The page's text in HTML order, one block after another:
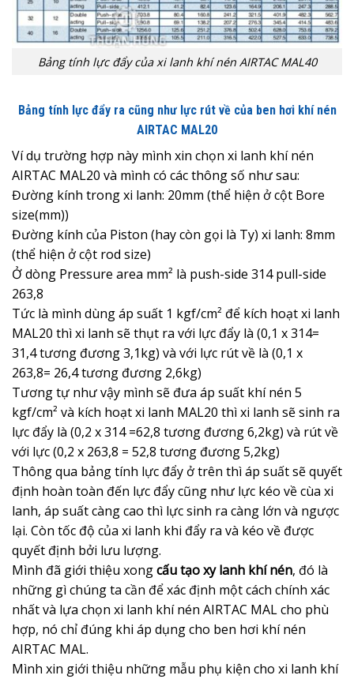
Bảng tính lực đẩy của xi lanh khí nén AIRTAC MAL40
Bảng tính lực đẩy ra cũng như lực rút về của ben hơi khí nén
AIRTAC MAL20
Ví dụ trường hợp này mình xin chọn xi lanh khí nén
AIRTAC MAL20 và mình có các thông số như sau:
Đường kính trong xi lanh: 20mm (thể hiện ở cột Bore
size(mm))
Đường kính của Piston (hay còn gọi là Ty) xi lanh: 8mm
(thể hiện ở cột rod size)
Ở dòng Pressure area mm² là push-side 314 pull-side
263,8
Tức là mình dùng áp suất 1 kgf/cm² để kích hoạt xi lanh
MAL20 thì xi lanh sẽ thụt ra với lực đẩy là (0,1 x 314=
31,4 tương đương 3,1kg) và với lực rút về là (0,1 x
263,8= 26,4 tương đương 2,6kg)
Tương tự như vậy mình sẽ đưa áp suất khí nén 5
kgf/cm² và kích hoạt xi lanh MAL20 thì xi lanh sẽ sinh ra
lực đẩy là (0,2 x 314 =62,8 tương đương 6,2kg) và rút về
với lực (0,2 x 263,8 = 52,8 tương đương 5,2kg)
Thông qua bảng tính lực đẩy ở trên thì áp suất sẽ quyết
định hoàn toàn đến lực đẩy cũng như lực kéo về cùa xi
lanh, áp suất càng cao thì lực sinh ra càng lớn và ngược
lại. Còn tốc độ của xi lanh khi đẩy ra và kéo về được
quyết định bởi lưu lượng.
Mình đã giới thiệu xongcấu tạo xy lanh khí nén, đó là
những gì chúng ta cần để xác định một cách chính xác
nhất và lựa chọn xi lanh khí nén AIRTAC MAL cho phù
hợp, nó chỉ đúng khi áp dụng cho ben hơi khí nén
AIRTAC MAL.
Mình xin giới thiệu những mẫu phụ kiện cho xi lanh khí